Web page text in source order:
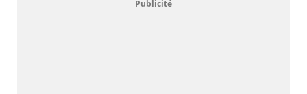
Publicité